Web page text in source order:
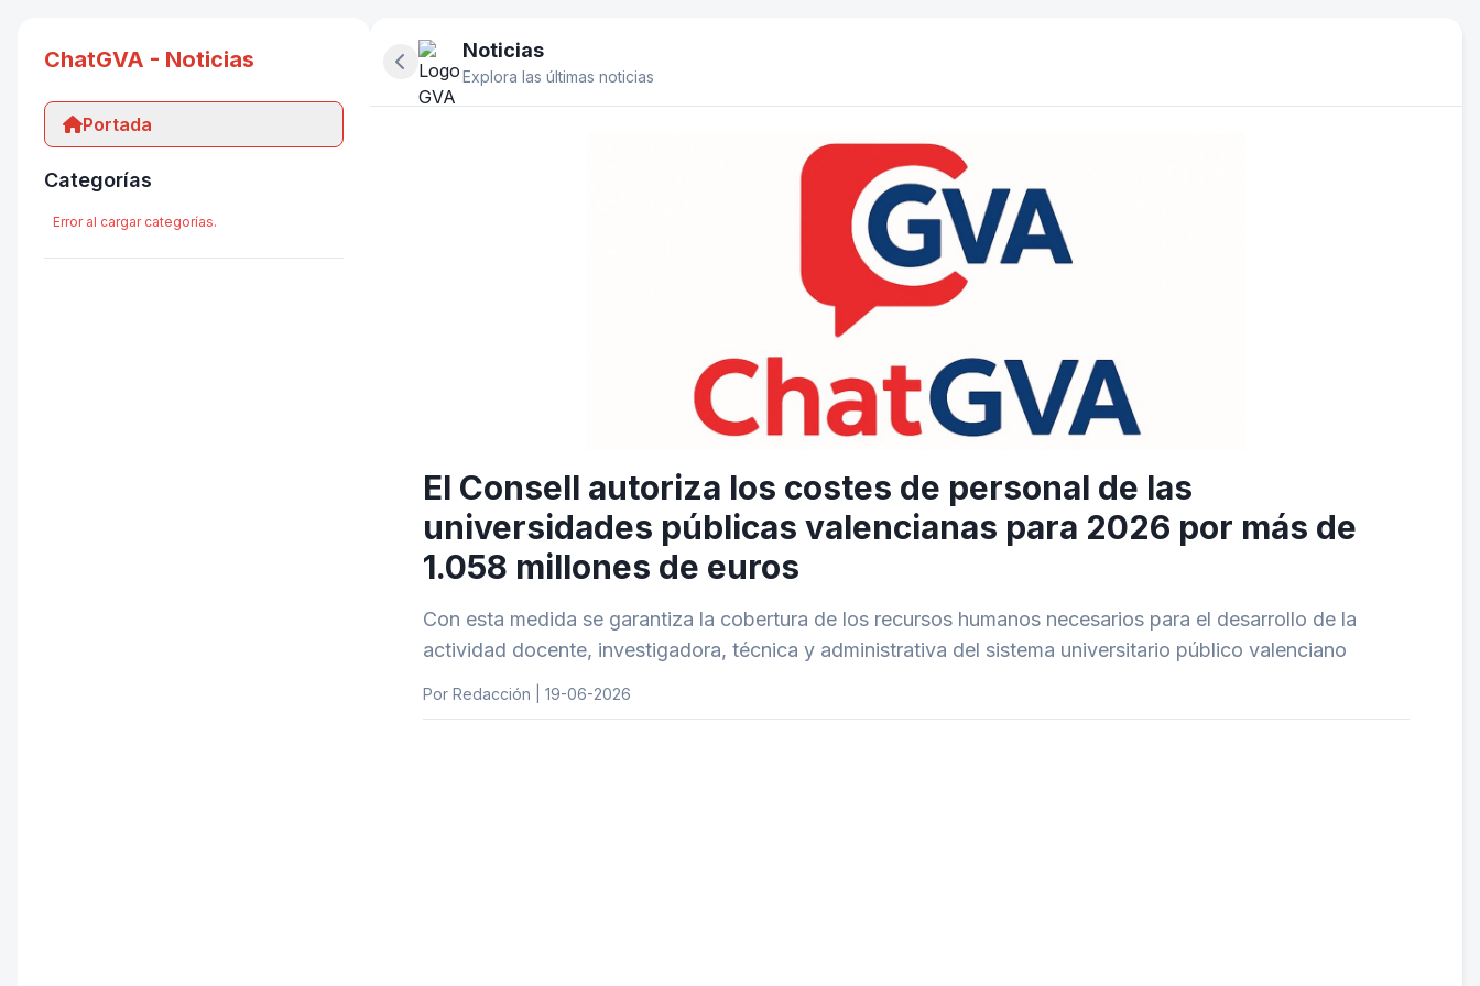
ChatGVA - Noticias
Portada
Categorías
Error al cargar categorías.
Ocultar panel lateral
Noticias
Explora las últimas noticias
El Consell autoriza los costes de personal de las
universidades públicas valencianas para 2026 por más de
1.058 millones de euros
Con esta medida se garantiza la cobertura de los recursos humanos necesarios para el desarrollo de la
actividad docente, investigadora, técnica y administrativa del sistema universitario público valenciano
Por Redacción | 19-06-2026